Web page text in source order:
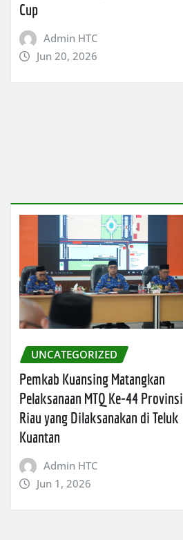
Cup
Admin HTC
Jun 20, 2026
UNCATEGORIZED
Pemkab Kuansing Matangkan
Pelaksanaan MTQ Ke-44 Provinsi
Riau yang Dilaksanakan di Teluk
Kuantan
Admin HTC
Jun 1, 2026